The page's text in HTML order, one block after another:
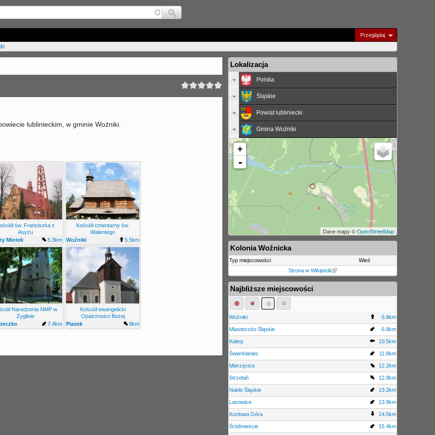
Jump to navigation
Przeglądaj
lublinieckim, w gminie Woźniki.
św. Franciszka z
Asyżu
Miotek
5.3km
Kościół cmentarny św.
Walentego
Woźniki
5.5km
Narodzenia NMP w
Żyglinie
7.4km
Kościół ewangelicki
Opatrzności Bożej
Piasek
8km
Lokalizacja
Polska
Śląskie
Powiat lubliniecki
Gmina Woźniki
+
-
Dane mapy ©OpenStreetMap
Kolonia Woźnicka
Typ miejscowości
Wieś
Strona w Wikipedii
Najbliższe miejscowości
Woźniki 6.8km
Miasteczko Śląskie 6.8km
Kalety 10.5km
Świerklaniec 11.8km
Mierzęcice 12.2km
Strzebiń 12.8km
Nakło Śląskie 13.2km
Lasowice 13.8km
Kozłowa Góra 14.5km
Śródmieście 15.4km